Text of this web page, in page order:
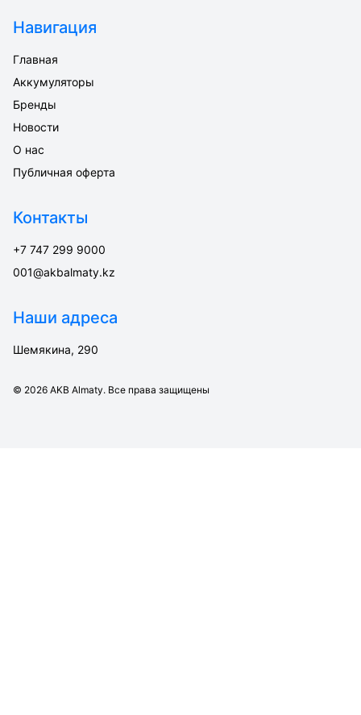
Навигация
Главная
Аккумуляторы
Бренды
Новости
О нас
Публичная оферта
Контакты
+7 747 299 9000
001@akbalmaty.kz
Наши адреса
Шемякина, 290
© 2026 AKB Almaty. Все права защищены